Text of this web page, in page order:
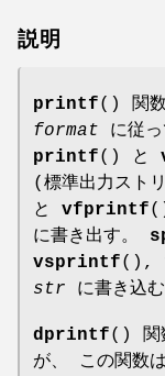
説明
printf() 関数
format に従っ
printf() と
(標準出力スト
と vfprintf
に書き出す。
vsprintf(),
str に書き込む
dprintf() 関
が、 この関数